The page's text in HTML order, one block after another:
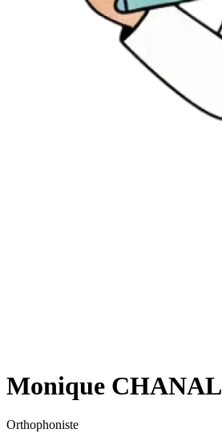
Monique CHANAL
Orthophoniste